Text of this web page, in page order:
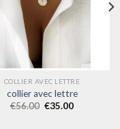
COLLIER AVEC LETTRE
collier avec lettre
€56.00 €35.00